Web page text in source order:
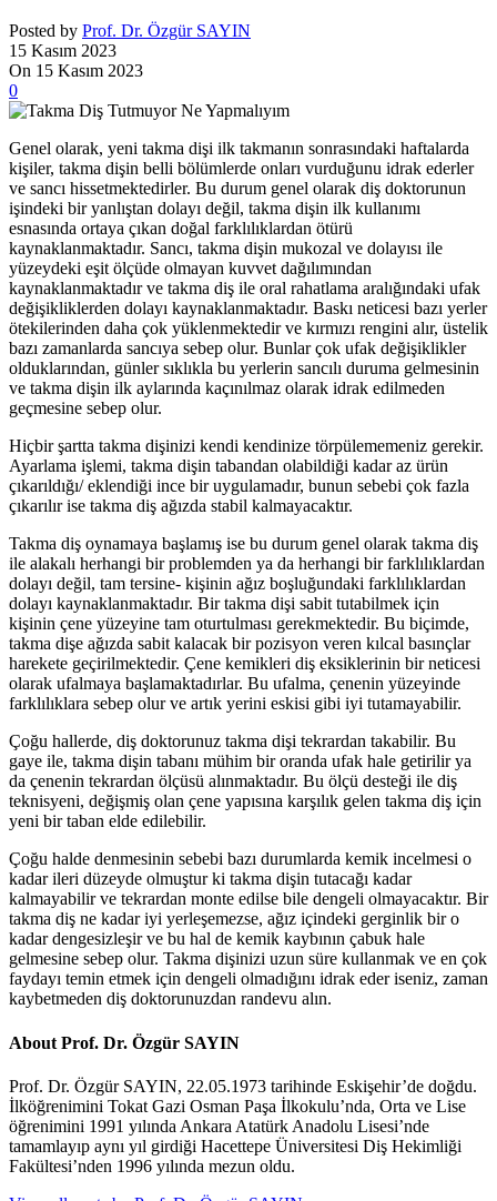
Posted by Prof. Dr. Özgür SAYIN
15 Kasım 2023
On 15 Kasım 2023
0
Genel olarak, yeni takma dişi ilk takmanın sonrasındaki haftalarda
kişiler, takma dişin belli bölümlerde onları vurduğunu idrak ederler
ve sancı hissetmektedirler. Bu durum genel olarak diş doktorunun
işindeki bir yanlıştan dolayı değil, takma dişin ilk kullanımı
esnasında ortaya çıkan doğal farklılıklardan ötürü
kaynaklanmaktadır. Sancı, takma dişin mukozal ve dolayısı ile
yüzeydeki eşit ölçüde olmayan kuvvet dağılımından
kaynaklanmaktadır ve takma diş ile oral rahatlama aralığındaki ufak
değişikliklerden dolayı kaynaklanmaktadır. Baskı neticesi bazı yerler
ötekilerinden daha çok yüklenmektedir ve kırmızı rengini alır, üstelik
bazı zamanlarda sancıya sebep olur. Bunlar çok ufak değişiklikler
olduklarından, günler sıklıkla bu yerlerin sancılı duruma gelmesinin
ve takma dişin ilk aylarında kaçınılmaz olarak idrak edilmeden
geçmesine sebep olur.
Hiçbir şartta takma dişinizi kendi kendinize törpülememeniz gerekir.
Ayarlama işlemi, takma dişin tabandan olabildiği kadar az ürün
çıkarıldığı/ eklendiği ince bir uygulamadır, bunun sebebi çok fazla
çıkarılır ise takma diş ağızda stabil kalmayacaktır.
Takma diş oynamaya başlamış ise bu durum genel olarak takma diş
ile alakalı herhangi bir problemden ya da herhangi bir farklılıklardan
dolayı değil, tam tersine- kişinin ağız boşluğundaki farklılıklardan
dolayı kaynaklanmaktadır. Bir takma dişi sabit tutabilmek için
kişinin çene yüzeyine tam oturtulması gerekmektedir. Bu biçimde,
takma dişe ağızda sabit kalacak bir pozisyon veren kılcal basınçlar
harekete geçirilmektedir. Çene kemikleri diş eksiklerinin bir neticesi
olarak ufalmaya başlamaktadırlar. Bu ufalma, çenenin yüzeyinde
farklılıklara sebep olur ve artık yerini eskisi gibi iyi tutamayabilir.
Çoğu hallerde, diş doktorunuz takma dişi tekrardan takabilir. Bu
gaye ile, takma dişin tabanı mühim bir oranda ufak hale getirilir ya
da çenenin tekrardan ölçüsü alınmaktadır. Bu ölçü desteği ile diş
teknisyeni, değişmiş olan çene yapısına karşılık gelen takma diş için
yeni bir taban elde edilebilir.
Çoğu halde denmesinin sebebi bazı durumlarda kemik incelmesi o
kadar ileri düzeyde olmuştur ki takma dişin tutacağı kadar
kalmayabilir ve tekrardan monte edilse bile dengeli olmayacaktır. Bir
takma diş ne kadar iyi yerleşemezse, ağız içindeki gerginlik bir o
kadar dengesizleşir ve bu hal de kemik kaybının çabuk hale
gelmesine sebep olur. Takma dişinizi uzun süre kullanmak ve en çok
faydayı temin etmek için dengeli olmadığını idrak eder iseniz, zaman
kaybetmeden diş doktorunuzdan randevu alın.
About Prof. Dr. Özgür SAYIN
Prof. Dr. Özgür SAYIN, 22.05.1973 tarihinde Eskişehir’de doğdu.
İlköğrenimini Tokat Gazi Osman Paşa İlkokulu’nda, Orta ve Lise
öğrenimini 1991 yılında Ankara Atatürk Anadolu Lisesi’nde
tamamlayıp aynı yıl girdiği Hacettepe Üniversitesi Diş Hekimliği
Fakültesi’nden 1996 yılında mezun oldu.